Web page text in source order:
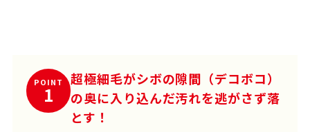
POINT
1
超極細毛がシボの隙間（デコボコ）
の奥に入り込んだ汚れを逃がさず落
とす！